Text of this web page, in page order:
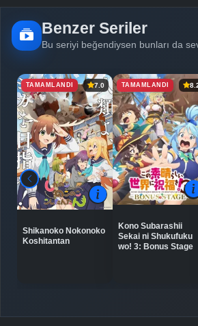
Bölüm No: 6
Bölüm No: 7
Bölüm No: 8
Bölüm No: 9
Bölüm No: 10
Benzer Seriler
Bu seriyi beğendiysen bunları da
TAMAMLANDI 7.0
Shikanoko Nokonoko
Koshitantan
TAMAMLANDI
Kono Subarashii
Sekai ni Shukufuku
wo! 3: Bonus Stage